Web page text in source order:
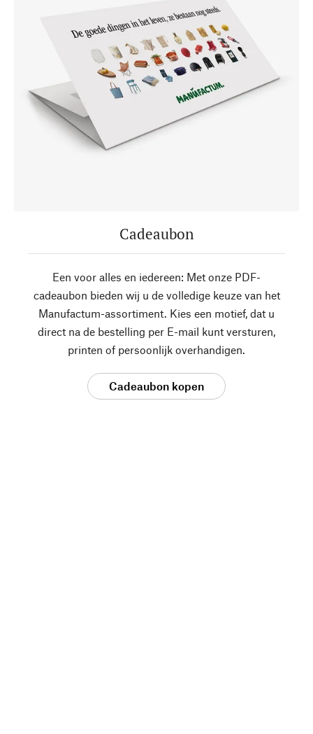
Cadeaubon
Een voor alles en iedereen: Met onze PDF-
cadeaubon bieden wij u de volledige keuze van het
Manufactum-assortiment. Kies een motief, dat u
direct na de bestelling per E-mail kunt versturen,
printen of persoonlijk overhandigen.
Cadeaubon kopen